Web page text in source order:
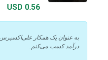
USD 0.56
به عنوان یک همکار
درآمد کسب می‌کنم.